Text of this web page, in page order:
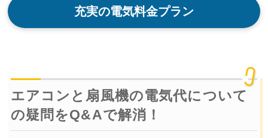
充実の電気料金プラン
エアコンと扇風機の電気代について
の疑問をQ&Aで解消！